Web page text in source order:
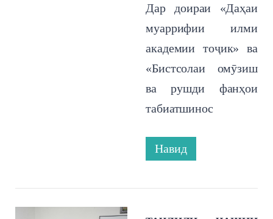
Дар доираи «Даҳаи
муаррифии илми
академии тоҷик» ва
«Бистсолаи омӯзиш
ва рушди фанҳои
табиатшинос
Навид